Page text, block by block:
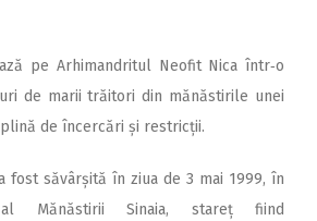
pe Arhimandritul Neofit Nica într‑o
de marii trăitori din mănăstirile unei
de încercări și restricții.
fost săvârșită în ziua de 3 mai 1999, în
Mănăstirii Sinaia, stareț fiind